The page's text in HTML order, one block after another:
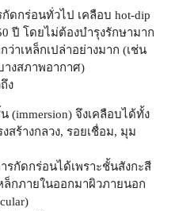
ดกร่อนทั่วไป เคลือบ hot-dip
ปี โดยไม่ต้องบำรุงรักษามาก
าเหล็กเปล่าอย่างมาก (เช่น
างสภาพอากาศ)
ง
(immersion) จึงเคลือบได้ทั้ง
สร้างกลวง, รอยเชื่อม, มุม
กัดกร่อนได้เพราะชั้นสังกะสี
ล็กภายในออกมาผิวภายนอก